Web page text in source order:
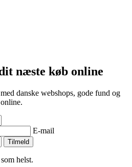
næste køb online
danske webshops, gode fund og
E-mail
Tilmeld
helst.